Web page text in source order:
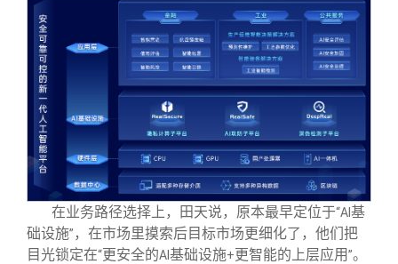
在业务路径选择上，田天说，原本最早定位于“AI基
础设施” ，在市场里摸索后目标市场更细化了，他们把
目光锁定在“更安全的AI基础设施+更智能的上层应用”。